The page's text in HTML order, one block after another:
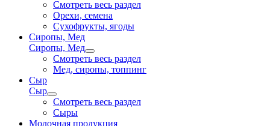
Смотреть весь раздел
Орехи, семена
Сухофрукты, ягоды
Сиропы, Мед
Сиропы, Мед
Смотреть весь раздел
Мед, сиропы, топпинг
Сыр
Сыр
Смотреть весь раздел
Сыры
Молочная продукция